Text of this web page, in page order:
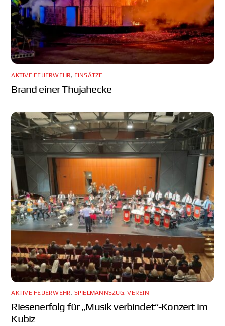
AKTIVE FEUERWEHR, EINSÄTZE
Brand einer Thujahecke
AKTIVE FEUERWEHR, SPIELMANNSZUG,VEREIN
Riesenerfolg für „Musik verbindet“-Konzert im
Kubiz